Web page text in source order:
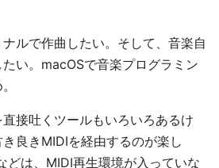
ルで作曲したい。そして、音楽自
い。macOSで音楽プログラミン
接吐くツールもいろいろあるけ
良きMIDIを経由するのが楽し
どは、MIDI再生環境が入っていな